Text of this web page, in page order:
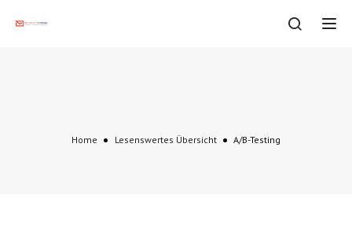
Home Lesenswertes Übersicht A/B-Testing